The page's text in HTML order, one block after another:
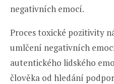
negativních emocí.
Proces toxické pozitivity
umlčení negativních
autentického lidského
člověka od hledání